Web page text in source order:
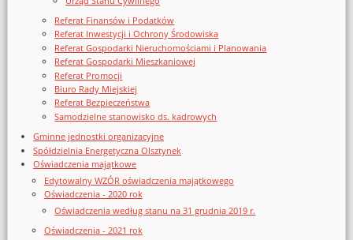
Referat Finansów i Podatków
Referat Inwestycji i Ochrony Środowiska
Referat Gospodarki Nieruchomościami i Planowania
Referat Gospodarki Mieszkaniowej
Referat Promocji
Biuro Rady Miejskiej
Referat Bezpieczeństwa
Samodzielne stanowisko ds. kadrowych
Gminne jednostki organizacyjne
Spółdzielnia Energetyczna Olsztynek
Oświadczenia majątkowe
Edytowalny WZÓR oświadczenia majątkowego
Oświadczenia - 2020 rok
Oświadczenia według stanu na 31 grudnia 2019 r.
Oświadczenia - 2021 rok